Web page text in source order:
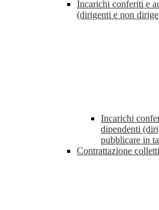
Incarichi conferiti e
(dirigenti e non
Incarichi
dipendenti
pubblicare in
Contrattazione